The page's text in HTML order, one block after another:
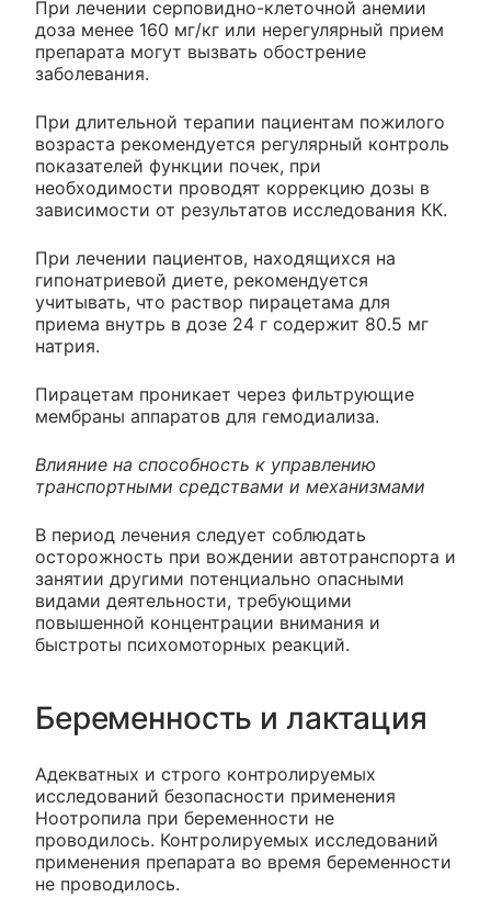
При лечении серповидно-клеточной анемии
доза менее 160 мг/кг или нерегулярный прием
препарата могут вызвать обострение
заболевания.
При длительной терапии пациентам пожилого
возраста рекомендуется регулярный контроль
показателей функции почек, при
необходимости проводят коррекцию дозы в
зависимости от результатов исследования КК.
При лечении пациентов, находящихся на
гипонатриевой диете, рекомендуется
учитывать, что раствор пирацетама для
приема внутрь в дозе 24 г содержит 80.5 мг
натрия.
Пирацетам проникает через фильтрующие
мембраны аппаратов для гемодиализа.
Влияние на способность к управлению
транспортными средствами и механизмами
В период лечения следует соблюдать
осторожность при вождении автотранспорта и
занятии другими потенциально опасными
видами деятельности, требующими
повышенной концентрации внимания и
быстроты психомоторных реакций.
Беременность и лактация
Адекватных и строго контролируемых
исследований безопасности применения
Ноотропила при беременности не
проводилось. Контролируемых исследований
применения препарата во время беременности
не проводилось.